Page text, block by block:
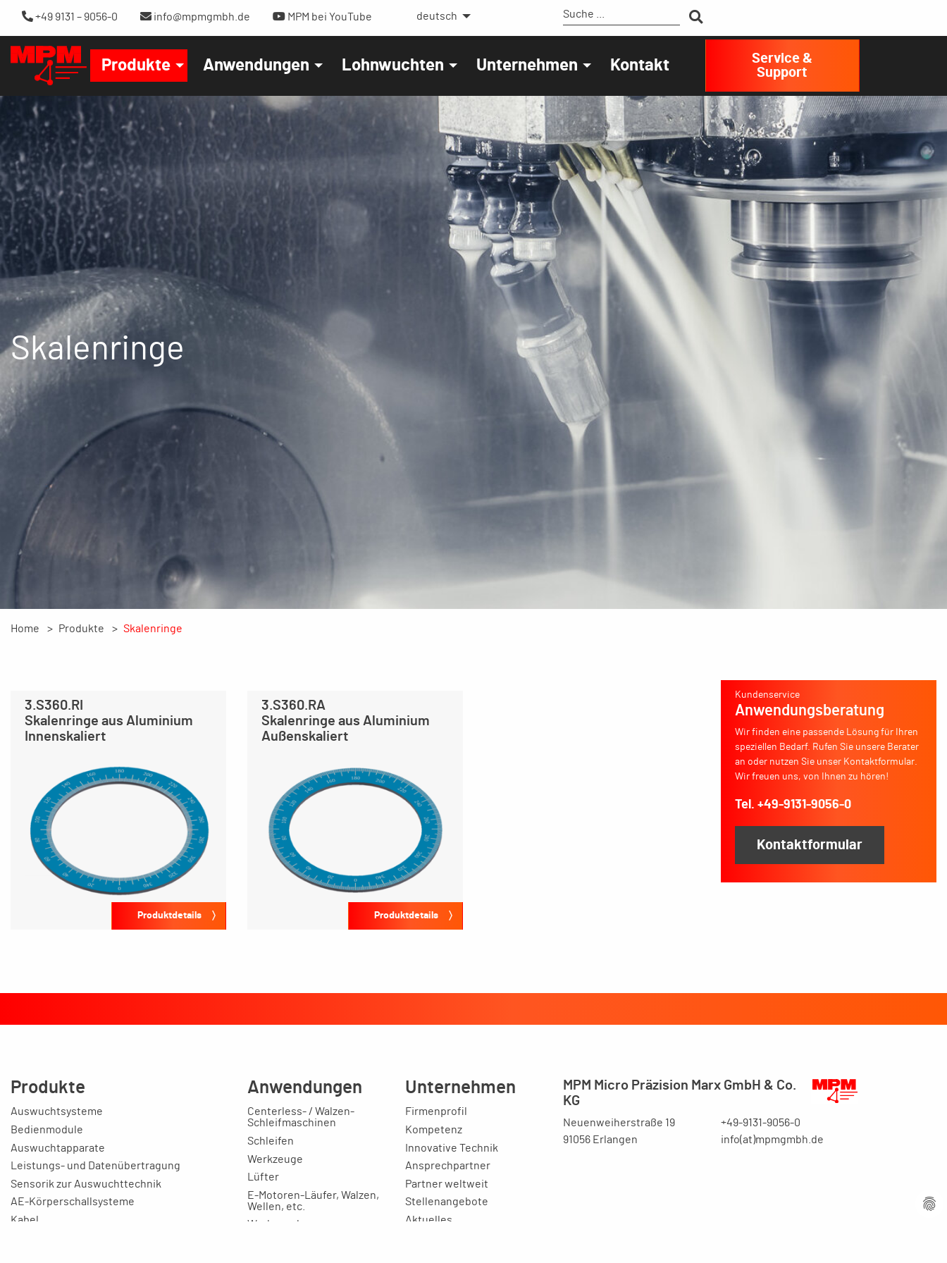
+49 9131 – 9056-0 info@mpmgmbh.de MPM bei YouTube deutsch
Produkte Anwendungen Lohnwuchten Unternehmen Kontakt
Service &
Support
Skalenringe
Home Produkte Skalenringe
3.S360.RI
Skalenringe aus Aluminium
Innenskaliert
Produktdetails
3.S360.RA
Skalenringe aus Aluminium
Außenskaliert
Produktdetails
Kundenservice
Anwendungsberatung
Wir finden eine passende Lösung für Ihren
speziellen Bedarf. Rufen Sie unsere Berater
an oder nutzen Sie unser Kontaktformular.
Wir freuen uns, von Ihnen zu hören!
Tel. +49-9131-9056-0
Kontaktformular
Produkte
Auswuchtsysteme
Bedienmodule
Auswuchtapparate
Leistungs- und Datenübertragung
Sensorik zur Auswuchttechnik
AE-Körperschallsysteme
Kabel
Anwendungen
Centerless- / Walzen-
Schleifmaschinen
Schleifen
Werkzeuge
Lüfter
E-Motoren-Läufer, Walzen,
Wellen, etc.
Werkzeugbau-
Unternehmen
Firmenprofil
Kompetenz
Innovative Technik
Ansprechpartner
Partner weltweit
Stellenangebote
Aktuelles
MPM Micro Präzision Marx GmbH & Co.
KG
Neuenweiherstraße 19
91056 Erlangen
+49-9131-9056-0
info(at)mpmgmbh.de